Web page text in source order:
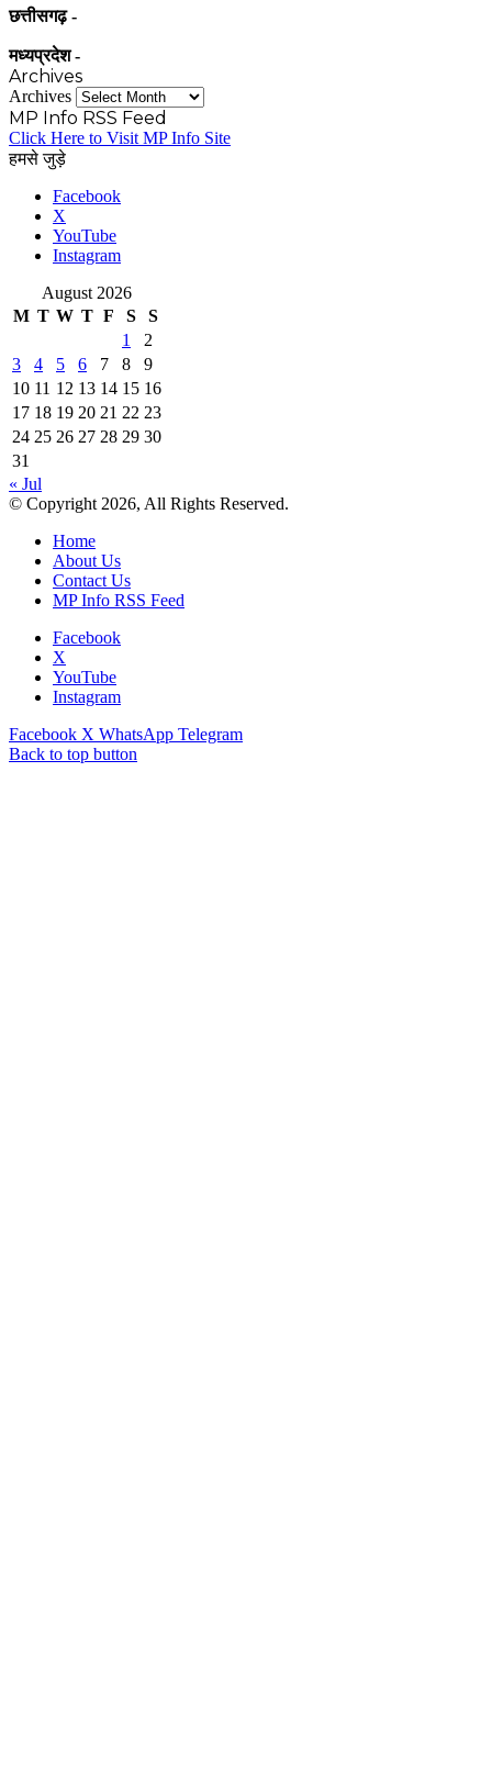
छत्तीसगढ़ -
मध्यप्रदेश -
Archives
Archives
MP Info RSS Feed
Click Here to Visit MP Info Site
हमसे जुड़े
Facebook
X
YouTube
Instagram
August 2026
M T W T F S
S
1
2
3
4 5 6 7 8
9
10 11 12 13 14 15 16
17 18 19 20 21 22 23
24 25 26 27 28 29 30
31
« Jul
© Copyright 2026, All Rights Reserved.
Home
About Us
Contact Us
MP Info RSS Feed
Facebook
X
YouTube
Instagram
Facebook X WhatsApp Telegram
Back to top button